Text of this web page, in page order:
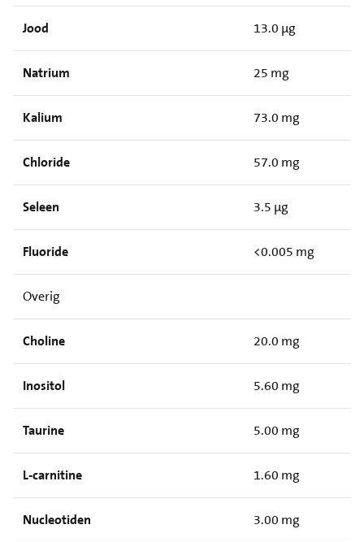
Jood 13.0 µg
Natrium 25 mg
Kalium 73.0 mg
Chloride 57.0 mg
Seleen 3.5 µg
Fluoride <0.005 mg
Overig
Choline 20.0 mg
Inositol 5.60 mg
Taurine 5.00 mg
L-carnitine 1.60 mg
Nucleotiden 3.00 mg